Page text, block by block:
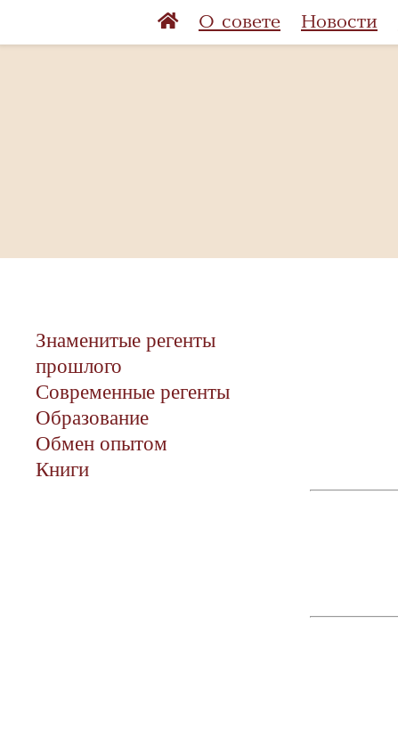
О совете Новости
Знаменитые регенты
прошлого
Современные регенты
Образование
Обмен опытом
Книги